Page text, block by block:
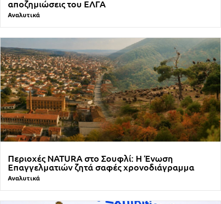
αποζημιώσεις του ΕΛΓΑ
Αναλυτικά
Περιοχές NATURA στο Σουφλί: Η Ένωση
Επαγγελματιών ζητά σαφές χρονοδιάγραμμα
Αναλυτικά